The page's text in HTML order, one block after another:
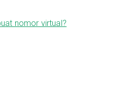
nomor virtual?